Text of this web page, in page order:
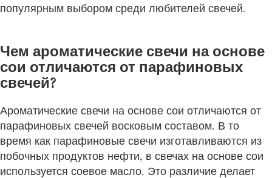
популярным выбором среди любителей свечей.
Чем ароматические свечи на основе
сои отличаются от парафиновых
свечей?
Ароматические свечи на основе сои отличаются от
парафиновых свечей восковым составом. В то
время как парафиновые свечи изготавливаются из
побочных продуктов нефти, в свечах на основе сои
используется соевое масло. Это различие делает